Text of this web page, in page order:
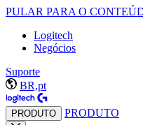
PULAR PARA O
Logitech
Negócios
Suporte
BR,pt
PRODUTO PRODUTO